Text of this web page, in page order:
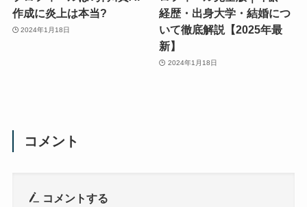
作成に炎上は本当?
2024年1月18日
経歴・出身大学・結婚につ
いて徹底解説【2025年最
新】
2024年1月18日
コメント
コメントする